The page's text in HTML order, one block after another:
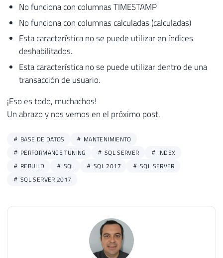
No funciona con columnas TIMESTAMP
No funciona con columnas calculadas (calculadas)
Esta característica no se puede utilizar en índices
deshabilitados.
Esta característica no se puede utilizar dentro de una
transacción de usuario.
¡Eso es todo, muchachos!
Un abrazo y nos vemos en el próximo post.
BASE DE DATOS
MANTENIMIENTO
PERFORMANCE TUNING
SQL SERVER
INDEX
REBUILD
SQL SQL 2017
SQL SERVER
SQL SERVER 2017